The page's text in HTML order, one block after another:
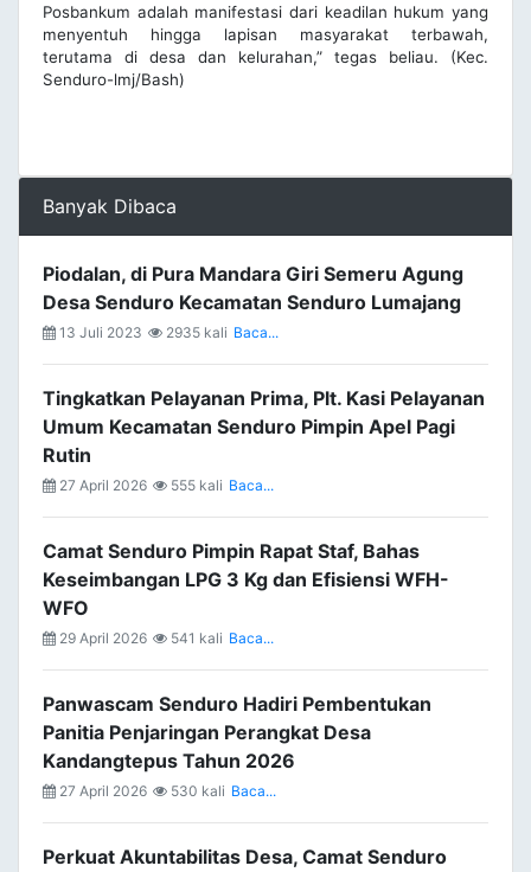
Posbankum adalah manifestasi dari keadilan hukum yang
menyentuh hingga lapisan masyarakat terbawah,
terutama di desa dan kelurahan,” tegas beliau. (Kec.
Senduro-lmj/Bash)
Banyak Dibaca
Piodalan, di Pura Mandara Giri Semeru Agung
Desa Senduro Kecamatan Senduro Lumajang
13 Juli 2023 2935 kali Baca...
Tingkatkan Pelayanan Prima, Plt. Kasi Pelayanan
Umum Kecamatan Senduro Pimpin Apel Pagi
Rutin
27 April 2026 555 kali Baca...
Camat Senduro Pimpin Rapat Staf, Bahas
Keseimbangan LPG 3 Kg dan Efisiensi WFH-
WFO
29 April 2026 541 kali Baca...
Panwascam Senduro Hadiri Pembentukan
Panitia Penjaringan Perangkat Desa
Kandangtepus Tahun 2026
27 April 2026 530 kali Baca...
Perkuat Akuntabilitas Desa, Camat Senduro